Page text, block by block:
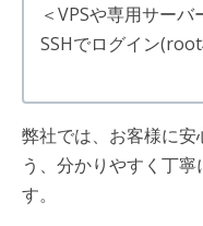
＜VPSや専用サー
SSHでログイン
弊社では、お客様に
う、分かりやすく丁
す。